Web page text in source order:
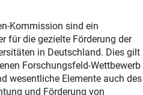
Kommission sind ein
für die gezielte Förderung der
in Deutschland. Dies gilt
Forschungsfeld-Wettbewerb
wesentliche Elemente auch des
und Förderung von